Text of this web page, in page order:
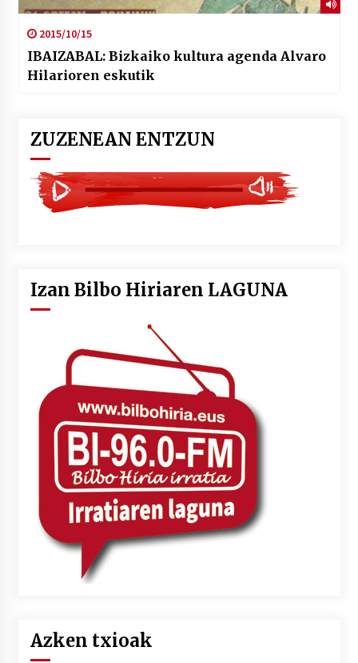
2015/10/15
IBAIZABAL: Bizkaiko kultura agenda Alvaro
Hilarioren eskutik
ZUZENEAN ENTZUN
Izan Bilbo Hiriaren LAGUNA
Azken txioak